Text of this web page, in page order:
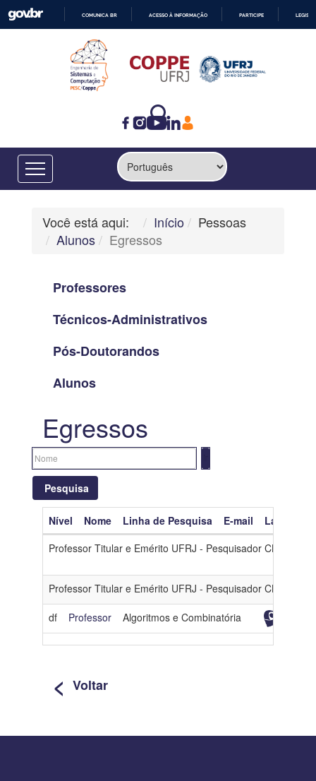
CONTEÚDO
COMUNICA BR ACESSO À INFORMAÇÃO PARTICIPE
Você está aqui: Início
Pessoas
Alunos
Egressos
Professores
Técnicos-Administrativos
Pós-Doutorandos
Alunos
Egressos
Pesquisa
Limpar filtros
Nível
Nome
Pesquisa
Nível Nome Linha de Pesquisa E-mail Lattes
Professor Titular e Emérito UFRJ - Pesquisador CNPq 1A
Professor Titular e Emérito UFRJ - Pesquisador CNPq 1A
df Professor Algoritmos e Combinatória
< Voltar